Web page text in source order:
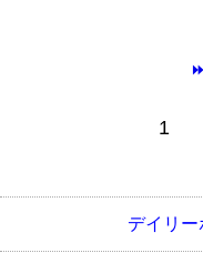
1
デイリ